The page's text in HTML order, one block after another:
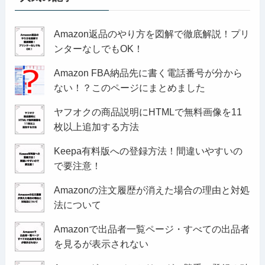
Amazon返品のやり方を図解で徹底解説！プリ
ンターなしでもOK！
Amazon FBA納品先に書く電話番号が分から
ない！？このページにまとめました
ヤフオクの商品説明にHTMLで無料画像を11
枚以上追加する方法
Keepa有料版への登録方法！間違いやすいの
で要注意！
Amazonの注文履歴が消えた場合の理由と対処
法について
Amazonで出品者一覧ページ・すべての出品者
を見るが表示されない